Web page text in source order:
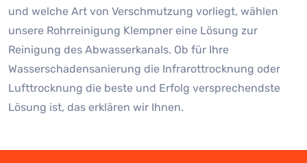
und welche Art von Verschmutzung vorliegt, wählen
unsere Rohrreinigung Klempner eine Lösung zur
Reinigung des Abwasserkanals. Ob für Ihre
Wasserschadensanierung die Infrarottrocknung oder
Lufttrocknung die beste und Erfolg versprechendste
Lösung ist, das erklären wir Ihnen.